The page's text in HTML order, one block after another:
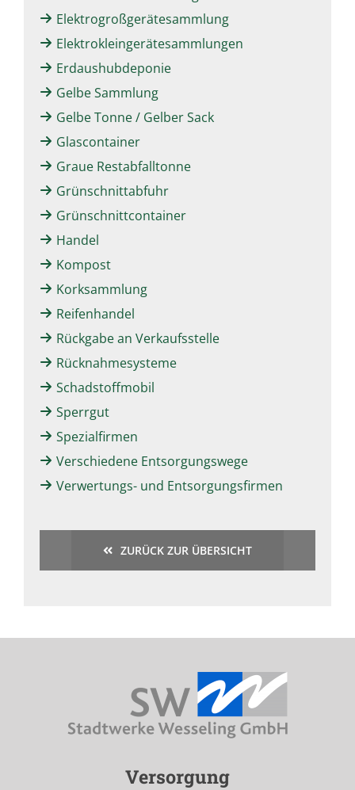
Elektrogroßgerätesammlung
Elektrokleingerätesammlungen
Erdaushubdeponie
Gelbe Sammlung
Gelbe Tonne / Gelber Sack
Glascontainer
Graue Restabfalltonne
Grünschnittabfuhr
Grünschnittcontainer
Handel
Kompost
Korksammlung
Reifenhandel
Rückgabe an Verkaufsstelle
Rücknahmesysteme
Schadstoffmobil
Sperrgut
Spezialfirmen
Verschiedene Entsorgungswege
Verwertungs- und Entsorgungsfirmen
ZURÜCK ZUR ÜBERSICHT
Versorgung